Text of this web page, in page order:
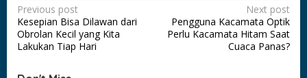
P
o
s
t
Previous post
Kesepian Bisa Dilawan dari
Obrolan Kecil yang Kita
Lakukan Tiap Hari
Next post
Pengguna Kacamata Optik
Perlu Kacamata Hitam Saat
Cuaca Panas?